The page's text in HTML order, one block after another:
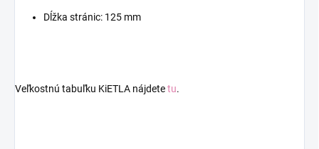
Dĺžka stránic: 125 mm
Veľkostnú tabuľku KiETLA nájdetetu.